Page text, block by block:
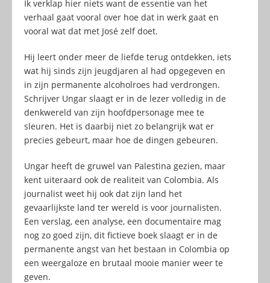
Ik verklap hier niets want de essentie van het
verhaal gaat vooral over hoe dat in werk gaat en
vooral wat dat met José zelf doet.
Hij leert onder meer de liefde terug ontdekken, iets
wat hij sinds zijn jeugdjaren al had opgegeven en
in zijn permanente alcoholroes had verdrongen.
Schrijver Ungar slaagt er in de lezer volledig in de
denkwereld van zijn hoofdpersonage mee te
sleuren. Het is daarbij niet zo belangrijk wat er
precies gebeurt, maar hoe de dingen gebeuren.
Ungar heeft de gruwel van Palestina gezien, maar
kent uiteraard ook de realiteit van Colombia. Als
journalist weet hij ook dat zijn land het
gevaarlijkste land ter wereld is voor journalisten.
Een verslag, een analyse, een documentaire mag
nog zo goed zijn, dit fictieve boek slaagt er in de
permanente angst van het bestaan in Colombia op
een weergaloze en brutaal mooie manier weer te
geven.